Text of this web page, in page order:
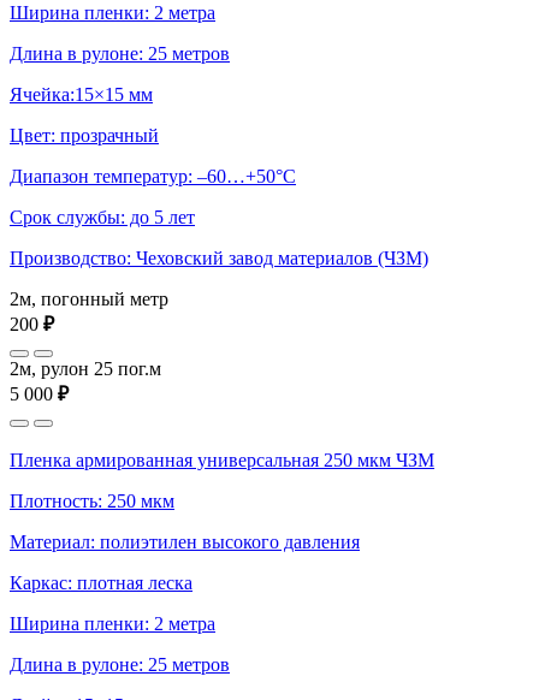
Ширина пленки: 2 метра
Длина в рулоне: 25 метров
Ячейка:15×15 мм
Цвет: прозрачный
Диапазон температур: –60…+50°С
Срок службы: до 5 лет
Производство: Чеховский завод материалов (ЧЗМ)
2м, погонный метр
200 ₽
2м, рулон 25 пог.м
5 000 ₽
Пленка армированная универсальная 250 мкм ЧЗМ
Плотность: 250 мкм
Материал: полиэтилен высокого давления
Каркас: плотная леска
Ширина пленки: 2 метра
Длина в рулоне: 25 метров